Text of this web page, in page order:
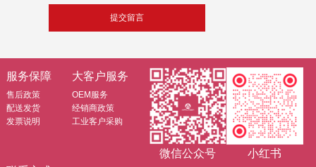
服务保障
售后政策
配送发货
发票说明
大客户服务
OEM服务
经销商政策
工业客户采购
微信公众号
小红书